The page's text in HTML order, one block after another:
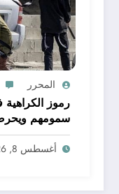
المحرر
رموز
سمومهم
الجرائم
أغسطس 8, 2026